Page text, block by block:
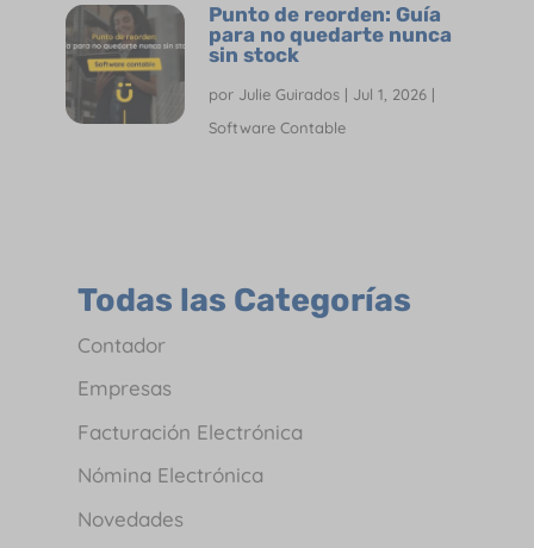
Punto de reorden: Guía
para no quedarte nunca
sin stock
por Julie Guirados| Jul 1, 2026|
Software Contable
Todas las Categorías
Contador
Empresas
Facturación Electrónica
Nómina Electrónica
Novedades